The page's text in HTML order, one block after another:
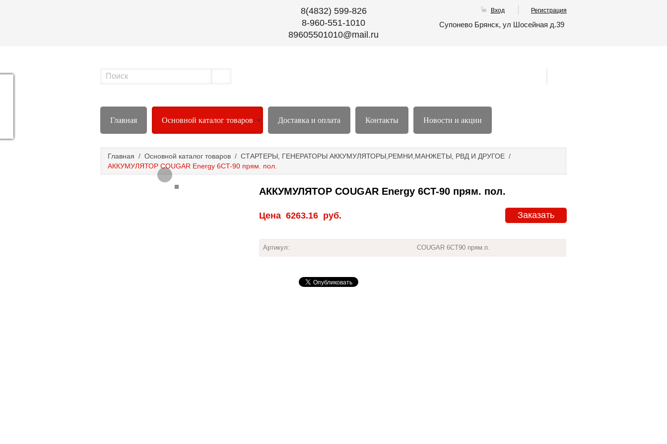
8(4832) 599-826
8-960-551-1010
89605501010@mail.ru
Вход Регистрация
Супонево Брянск, ул Шосейная д.39
Главная Основной каталог товаров Доставка и оплата Контакты Новости и акции
Главная / Основной каталог товаров / СТАРТЕРЫ, ГЕНЕРАТОРЫ АККУМУЛЯТОРЫ,РЕМНИ,МАНЖЕТЫ, РВД И ДРУГОЕ /
АККУМУЛЯТОР COUGAR Energy 6CT-90 прям. пол.
АККУМУЛЯТОР COUGAR Energy 6CT-90 прям. пол.
Заказать
Цена 6263.16 руб.
Артикул: COUGAR 6СТ90 прям.п.